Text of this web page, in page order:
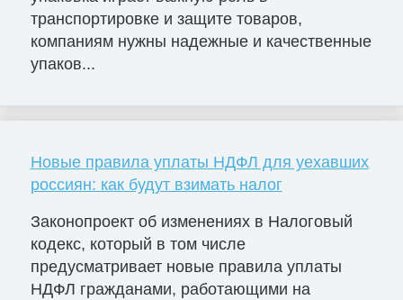
транспортировке и защите товаров,
компаниям нужны надежные и качественные
упаков...
Новые правила уплаты НДФЛ для уехавших
россиян: как будут взимать налог
Законопроект об изменениях в Налоговый
кодекс, который в том числе
предусматривает новые правила уплаты
НДФЛ гражданами, работающими на